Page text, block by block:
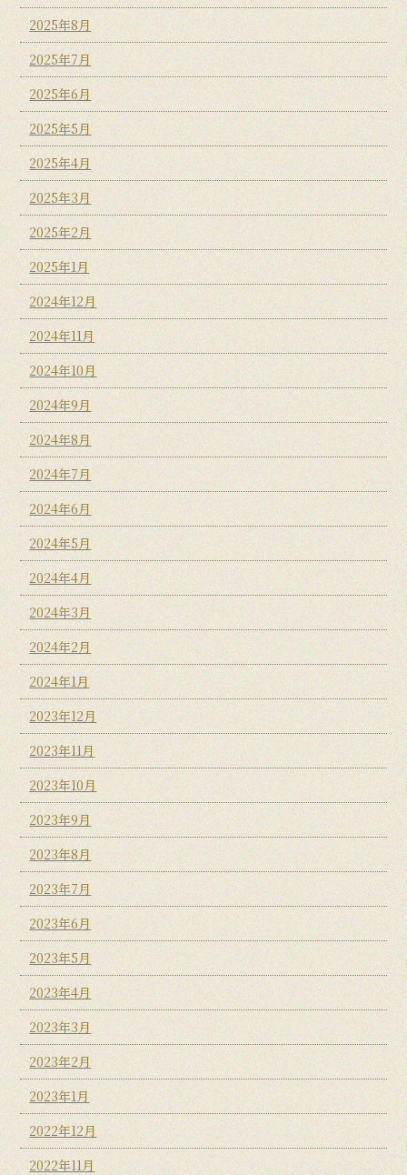
2025年8月
2025年7月
2025年6月
2025年5月
2025年4月
2025年3月
2025年2月
2025年1月
2024年12月
2024年11月
2024年10月
2024年9月
2024年8月
2024年7月
2024年6月
2024年5月
2024年4月
2024年3月
2024年2月
2024年1月
2023年12月
2023年11月
2023年10月
2023年9月
2023年8月
2023年7月
2023年6月
2023年5月
2023年4月
2023年3月
2023年2月
2023年1月
2022年12月
2022年11月